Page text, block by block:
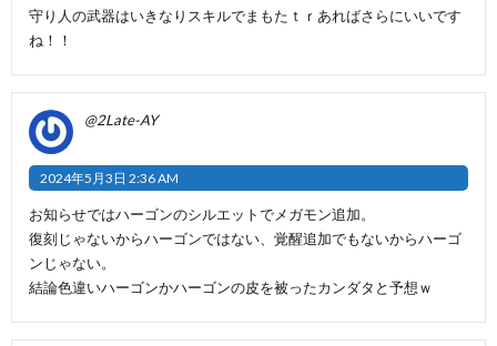
守り人の武器はいきなりスキルでまもたｔｒあればさらにいいです
ね！！
@2Late-AY
2024年5月3日 2:36 AM
お知らせではハーゴンのシルエットでメガモン追加。
復刻じゃないからハーゴンではない、覚醒追加でもないからハーゴ
ンじゃない。
結論色違いハーゴンかハーゴンの皮を被ったカンダタと予想ｗ